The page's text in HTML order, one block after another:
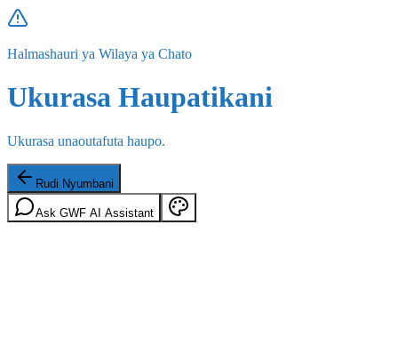
Halmashauri ya Wilaya ya Chato
Ukurasa Haupatikani
Ukurasa unaoutafuta haupo.
Rudi Nyumbani
Ask GWF AI Assistant